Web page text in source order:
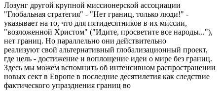
Лозунг другой крупной миссионерской ассоциации
"Глобальная стратегия" - "Нет границ, только люди!" -
указывает на то, что для пятидесятников в их миссии,
"возложенной Христом" ("Идите, просветите все народы..."),
нет границ. Но параллельно они действительно
реализуют свой альтернативный глобализационный проект,
где цель - достижение и воплощение идеи о мире без границ.
Здесь мы можем вспомнить об интенсивном распространении
новых сект в Европе в последние десятилетия как следствие
фактического упразднения границ во